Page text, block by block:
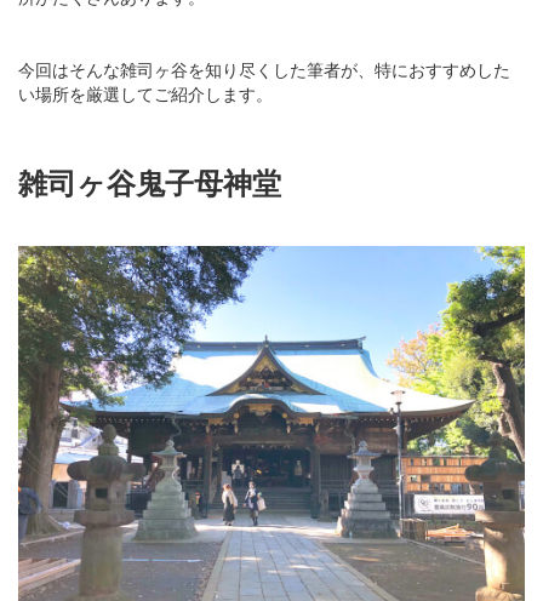
今回はそんな雑司ヶ谷を知り尽くした筆者が、特におすすめした
い場所を厳選してご紹介します。
雑司ヶ谷鬼子母神堂